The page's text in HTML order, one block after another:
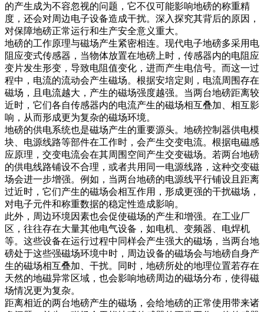
的产生成为不容忽视的问题，它不仅可能影响地磅的称重精
度，还会对周边电子设备造成干扰。深入探究其背后的原因，
对保障地磅正常运行和生产安全意义重大。​
地磅的工作原理与磁场产生紧密相连。现代电子地磅多采用电
阻应变式传感器，当物体放置在地磅上时，传感器内的电阻应
变片发生形变，导致电阻值变化，进而产生电信号。而这一过
程中，电流的流动会产生磁场。根据安培定则，电流周围存在
磁场，且电流越大，产生的磁场强度越强。当两台地磅距离较
近时，它们各自传感器内的电流产生的磁场相互叠加、相互影
响，从而形成更为复杂的磁场环境。​
地磅的供电系统也是磁场产生的重要源头。地磅控制器供电模
块、电源线路等部件在工作时，会产生交变电流。根据电磁感
应原理，交变电流会在其周围空间产生交变磁场。若两台地磅
的供电线路铺设不合理，或者共用同一电源线路，这种交变磁
场会进一步增强。例如，当两台地磅的电源线平行铺设且距离
过近时，它们产生的磁场会相互作用，形成更强的干扰磁场，
对电子元件和称重数据的稳定性造成影响。​
此外，周边环境因素也会促使磁场的产生和增强。在工业厂
区，往往存在大量其他电气设备，如电机、变频器、电焊机
等。这些设备在运行过程中同样会产生强大的磁场，当两台地
磅处于这些强磁场环境中时，周边设备的磁场会与地磅自身产
生的磁场相互叠加、干扰。同时，地磅所处的地理位置若存在
天然的地磁异常区域，也会影响地磅周边的磁场分布，使得磁
场情况更为复杂。​
距离相近的两台地磅产生的磁场，会给地磅的正常使用带来诸